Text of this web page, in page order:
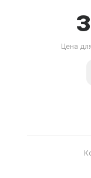
Цена